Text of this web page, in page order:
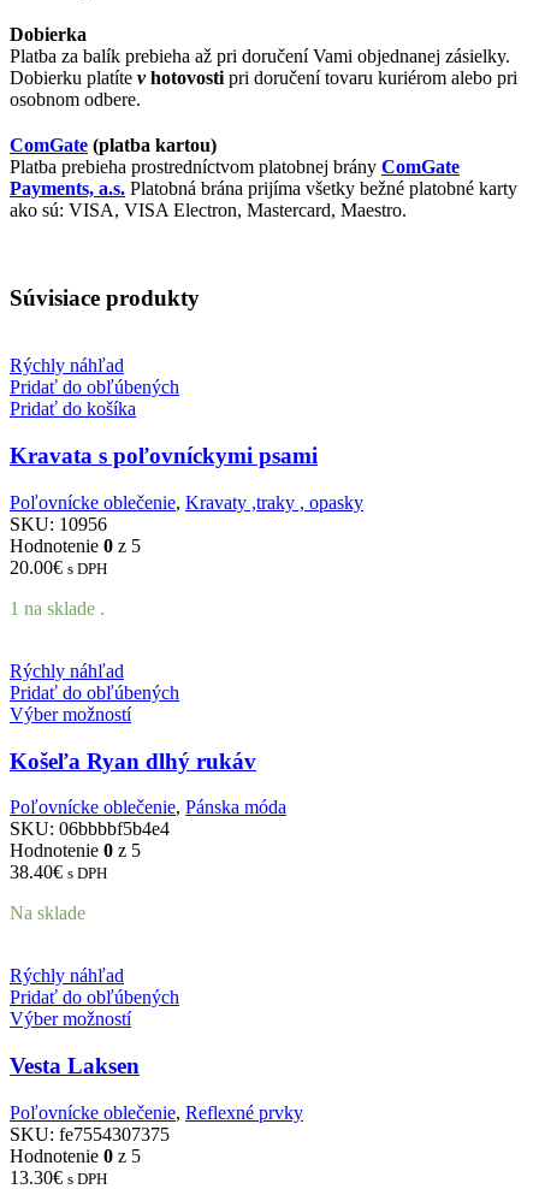
Dobierka
Platba za balík prebieha až pri doručení Vami objednanej zásielky.
Dobierku platíte vhotovosti pri doručení tovaru kuriérom alebo pri
osobnom odbere.
ComGate (platba kartou)
Platba prebieha prostredníctvom platobnej brány ComGate
Payments, a.s. Platobná brána prijíma všetky bežné platobné karty
ako sú: VISA, VISA Electron, Mastercard, Maestro.
Súvisiace produkty
Rýchly náhľad
Pridať do obľúbených
Pridať do košíka
Kravata s poľovníckymi psami
Poľovnícke oblečenie, Kravaty ,traky , opasky
SKU: 10956
Hodnotenie 0 z 5
20.00€ s DPH
1 na sklade .
Rýchly náhľad
Pridať do obľúbených
Výber možností
Košeľa Ryan dlhý rukáv
Poľovnícke oblečenie, Pánska móda
SKU: 06bbbbf5b4e4
Hodnotenie 0 z 5
38.40€ s DPH
Na sklade
Rýchly náhľad
Pridať do obľúbených
Výber možností
Vesta Laksen
Poľovnícke oblečenie, Reflexné prvky
SKU: fe7554307375
Hodnotenie 0 z 5
13.30€ s DPH